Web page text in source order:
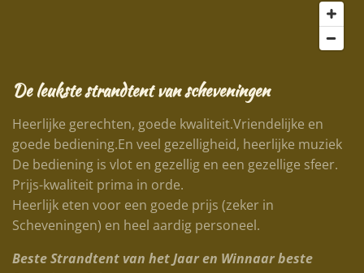
De leukste strandtent van scheveningen
Heerlijke gerechten, goede kwaliteit.Vriendelijke en
goede bediening.En veel gezelligheid, heerlijke muziek
De bediening is vlot en gezellig en een gezellige sfeer.
Prijs-kwaliteit prima in orde.
Heerlijk eten voor een goede prijs (zeker in
Scheveningen) en heel aardig personeel.
Beste Strandtent van het Jaar en Winnaar beste